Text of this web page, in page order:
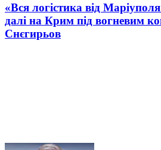
«Вся логістика від
далі на Крим під вогневим
Снєгирьов